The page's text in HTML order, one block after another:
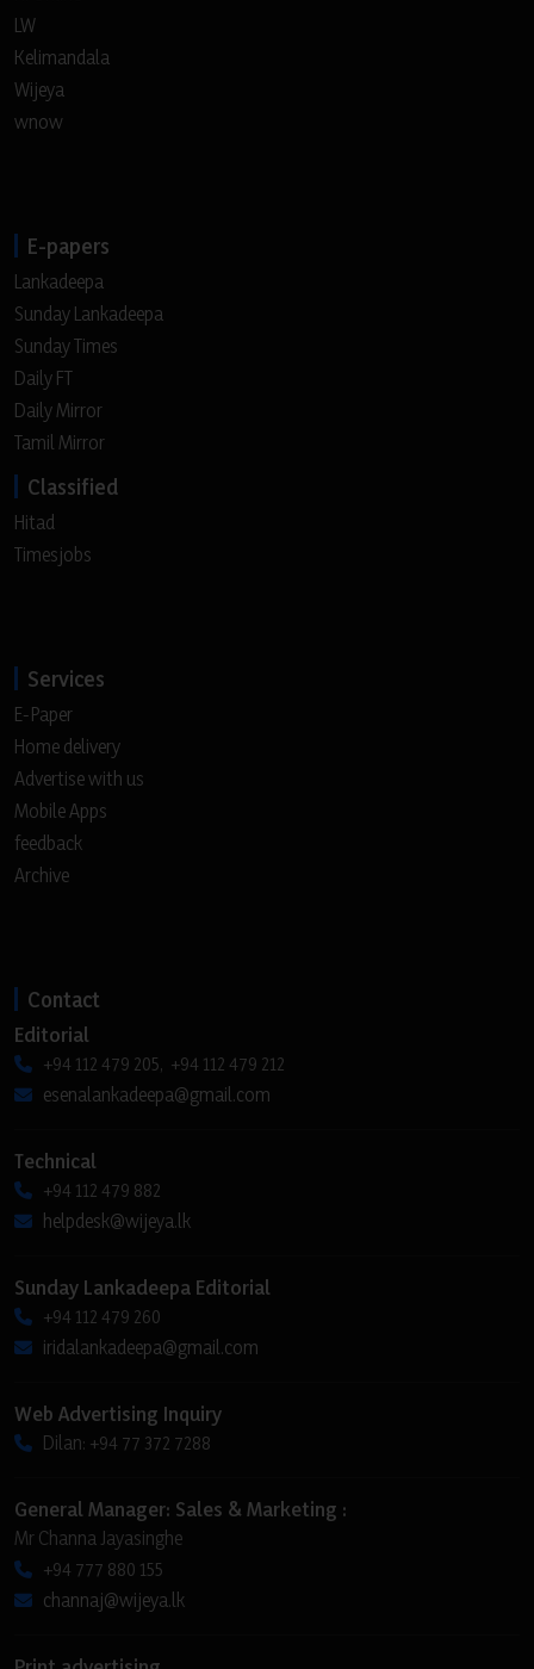
LW
Kelimandala
Wijeya
wnow
E-papers
Lankadeepa
Sunday Lankadeepa
Sunday Times
Daily FT
Daily Mirror
Tamil Mirror
Classified
Hitad
Timesjobs
Services
E-Paper
Home delivery
Advertise with us
Mobile Apps
feedback
Archive
Contact
Editorial
+94 112 479 205, +94 112 479 212
esenalankadeepa@gmail.com
Technical
+94 112 479 882
helpdesk@wijeya.lk
Sunday Lankadeepa Editorial
+94 112 479 260
iridalankadeepa@gmail.com
Web Advertising Inquiry
Dilan: +94 77 372 7288
General Manager: Sales & Marketing :
Mr Channa Jayasinghe
+94 777 880 155
channaj@wijeya.lk